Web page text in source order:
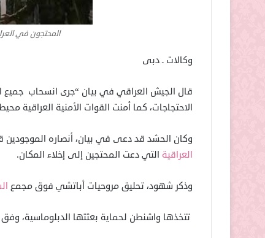
المحتجون في
وكالات ـ دبى
قال الجيش العراقي في بيان “جرى انسحاب جميع
الاحتجاجات، كما أمنت القوات الأمنية العراقية
وكان الحشد قد دعى في بيان، أنصاره الموجودين
العراقية التي دعت المحتجين إلى إخلاء المكان.
وذكر شهود، تحليق مروحيات أباتشي فوق مجمع
تتخذها واشنطن لحماية بعثتها الدبلوماسية،